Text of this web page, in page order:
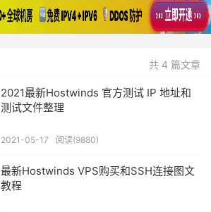
共 4 篇文章
2021最新Hostwinds 官方测试 IP 地址和
测试文件整理
2021-05-17 阅读(9880)
最新Hostwinds VPS购买和SSH连接图文
教程